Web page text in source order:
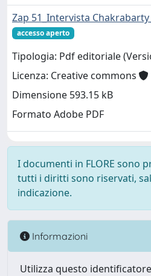
Zap 51_Intervista
accesso aperto
Tipologia: Pdf editoriale
Licenza: Creative commons
Dimensione 593.15 kB
Formato Adobe PDF
I documenti in FLORE sono
tutti i diritti sono riservati,
indicazione.
Informazioni
Utilizza questo